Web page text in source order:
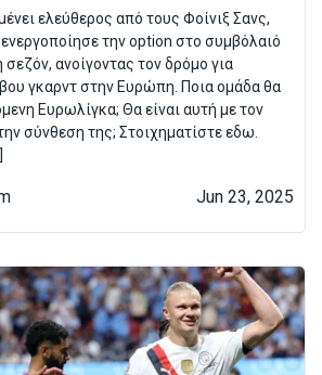
ελεύθερος από τους Φοίνιξ Σανς,
την option στο συμβόλαιό
σεζόν, ανοίγοντας τον δρόμο για
γκαρντ στην Ευρώπη. Ποια ομάδα θα
Ευρωλίγκα; Θα είναι αυτή με τον
σύνθεση της; Στοιχηματίστε εδω.
Jun 23, 2025